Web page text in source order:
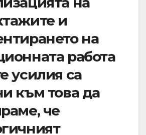
и
на
работа
усилия са
към това да
че